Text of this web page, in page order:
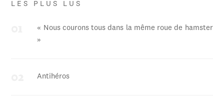
LES PLUS LUS
« Nous courons tous dans la même roue de hamster
»
Antihéros